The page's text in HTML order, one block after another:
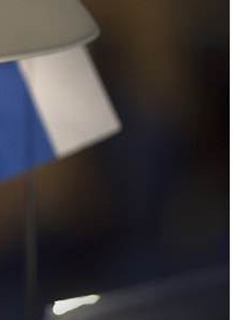
взглядов.
в тюрьме.
поможет горчица: